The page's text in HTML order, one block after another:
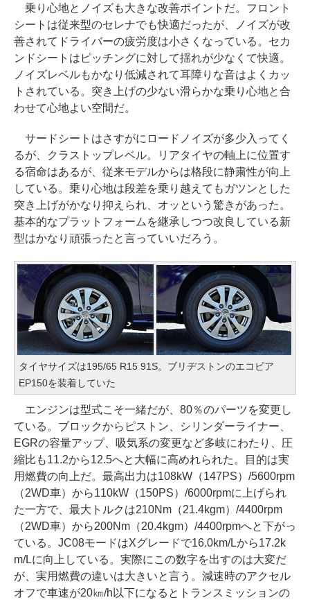
乗り心地とノイズも大きな改善ポイントだ。フロント
シートは従来型のセレナでも快適だったが、ノイズが改
善されてドライバーの疲労度は小さくなっている。セカ
ンドシートはピッチングに対して揺れが少なくて快適。
ノイズレベルもかなり低減されて耳障りな音はよくカッ
トされている。突き上げの少ない滑らかな乗り心地と合
わせて心地よい空間だ。
サードシートはさすがにロードノイズが多少入ってく
るが、クラストップレベル。リアタイヤの軸上に位置す
る宿命はあるが、従来モデルからは格段に静粛性が向上
している。乗り心地は段差を乗り越えてもガツンとした
突き上げがかなり抑えられ、オッという驚きがあった。
基本的なプラットフォームを継承しつつ改良している新
型はかなり頑張ったと言っていいだろう。
タイヤサイズは195/65 R15 91S。ブリヂストンのエコピア
EP150を装着していた
エンジンは型式こそ一緒だが、80％のパーツを変更し
ている。ブロックからピストン、シリンダーライナー、
EGRの容量アップ、吸気系の変更など多岐にわたり、圧
縮比も11.2から12.5へと大幅に高めれられた。目的は実
用燃費の向上だ。最高出力は108kW（147PS）/5600rpm
（2WD車）から110kW（150PS）/6000rpmに上げられ
た一方で、最大トルクは210Nm（21.4kgm）/4400rpm
（2WD車）から200Nm（20.4kgm）/4400rpmへと下がっ
ている。JC08モードはXグレードで16.0km/Lから17.2k
m/Lに向上している。実際にこの数字を出すのは大変だ
が、実用燃費の違いは大きいと言う。減速時のアクセル
オフで車速が20㎞/h以下になるとトランスミッションの